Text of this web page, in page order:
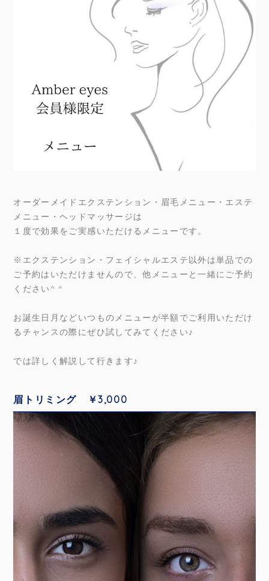
オーダーメイドエクステンション・眉毛メニュー・エステ
メニュー・ヘッドマッサージは
１度で効果をご実感いただけるメニューです。
※エクステンション・フェイシャルエステ以外は単品での
ご予約はいただけませんので、他メニューと一緒にご予約
ください^ ^
お誕生日月などいつものメニューが半額でご利用いただけ
るチャンスの際にぜひ試してみてください♪
では詳しく解説して行きます♪
眉トリミング ￥3,000